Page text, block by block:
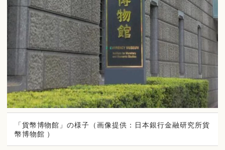
「貨幣博物館」の様子（画像提供：日本銀行金融研究所貨
幣博物館 ）